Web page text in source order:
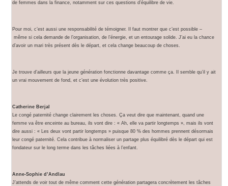
de femmes dans la finance, notamment sur ces questions d’équilibre de vie.
Pour moi, c’est aussi une responsabilité de témoigner. Il faut montrer que c’est possible –
même si cela demande de l’organisation, de l’énergie, et un entourage solide. J’ai eu la chance
d’avoir un mari très présent dès le départ, et cela change beaucoup de choses.
Je trouve d’ailleurs que la jeune génération fonctionne davantage comme ça. Il semble qu’il y ait
un vrai mouvement de fond, et c’est une évolution très positive.
Catherine Berjal
Le congé paternité change clairement les choses. Ça veut dire que maintenant, quand une
femme va être enceinte au bureau, ils vont dire : « Ah, elle va partir longtemps », mais ils vont
dire aussi : « Les deux vont partir longtemps » puisque 80 % des hommes prennent désormais
leur congé paternité. Cela contribue à normaliser un partage plus équilibré dès le départ qui est
fondateur sur le long terme dans les tâches liées à l’enfant.
Anne-Sophie d’Andlau
J’attends de voir tout de même comment cette génération partagera concrètement les tâches